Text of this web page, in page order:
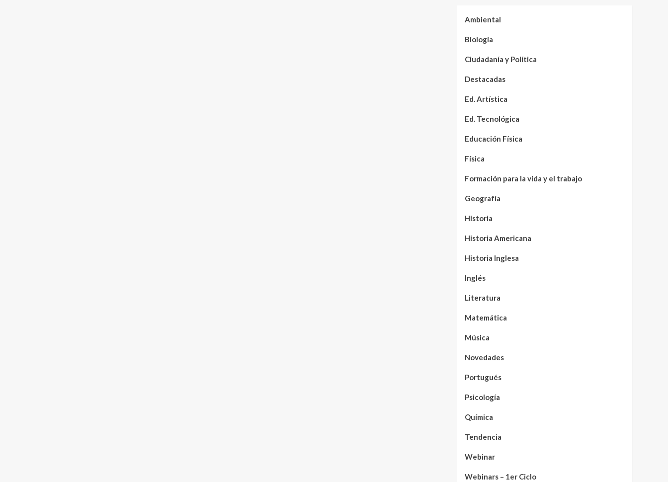
Ambiental
Biología
Ciudadanía y Política
Destacadas
Ed. Artística
Ed. Tecnológica
Educación Física
Física
Formación para la vida y el trabajo
Geografía
Historia
Historia Americana
Historia Inglesa
Inglés
Literatura
Matemática
Música
Novedades
Portugués
Psicología
Química
Tendencia
Webinar
Webinars – 1er Ciclo